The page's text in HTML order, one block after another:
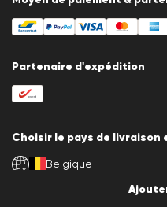
Partenaire d'expédition
Choisir le pays de livraison
fr Belgique